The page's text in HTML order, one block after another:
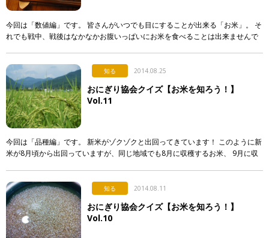
今回は「数値編」です。 皆さんがいつでも目にすることが出来る「お米」。 そ
れでも戦中、戦後はなかなかお腹いっぱいにお米を食べることは出来ませんで
知る 2014.08.25
おにぎり協会クイズ【お米を知ろう！】
Vol.11
今回は「品種編」です。 新米がゾクゾクと出回ってきています！ このように新
米が8月頃から出回っていますが、同じ地域でも8月に収穫するお米、 9月に収
知る 2014.08.11
おにぎり協会クイズ【お米を知ろう！】
Vol.10